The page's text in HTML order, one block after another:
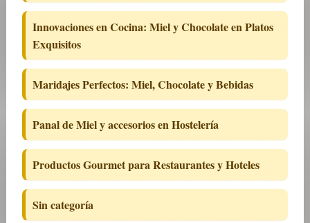
Innovaciones en Cocina: Miel y Chocolate en Platos
Exquisitos
Maridajes Perfectos: Miel, Chocolate y Bebidas
Panal de Miel y accesorios en Hostelería
Productos Gourmet para Restaurantes y Hoteles
Sin categoría